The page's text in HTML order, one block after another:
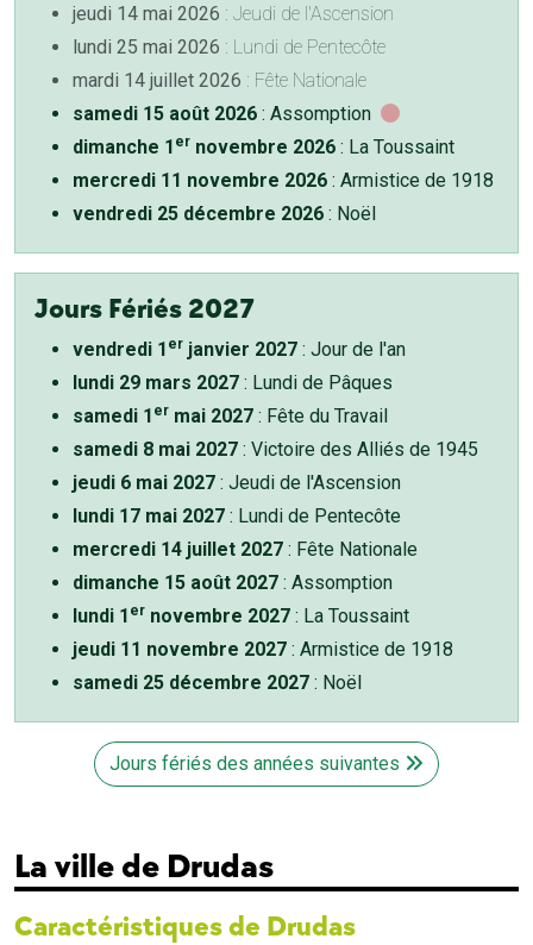
jeudi 14 mai 2026 : Jeudi de l'Ascension
lundi 25 mai 2026 : Lundi de Pentecôte
mardi 14 juillet 2026 : Fête Nationale
samedi 15 août 2026 : Assomption
dimanche 1 er novembre 2026 : La Toussaint
mercredi 11 novembre 2026 : Armistice de 1918
vendredi 25 décembre 2026 : Noël
Jours Fériés 2027
vendredi 1 er janvier 2027 : Jour de l'an
lundi 29 mars 2027 : Lundi de Pâques
samedi 1 er mai 2027 : Fête du Travail
samedi 8 mai 2027 : Victoire des Alliés de 1945
jeudi 6 mai 2027 : Jeudi de l'Ascension
lundi 17 mai 2027 : Lundi de Pentecôte
mercredi 14 juillet 2027 : Fête Nationale
dimanche 15 août 2027 : Assomption
lundi 1 er novembre 2027 : La Toussaint
jeudi 11 novembre 2027 : Armistice de 1918
samedi 25 décembre 2027 : Noël
Jours fériés des années suivantes
La ville de Drudas
Caractéristiques de Drudas